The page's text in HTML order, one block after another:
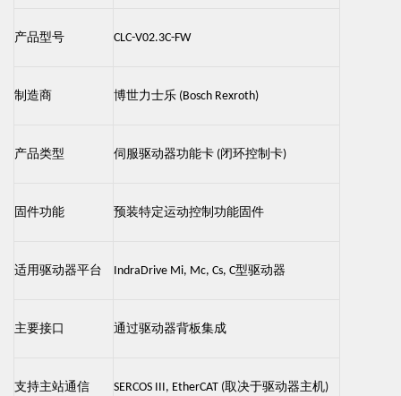
产品型号 CLC-V02.3C-FW
制造商 博世力士乐 (Bosch Rexroth)
产品类型 伺服驱动器功能卡 (闭环控制卡)
固件功能 预装特定运动控制功能固件
适用驱动器平台 IndraDrive Mi, Mc, Cs, C型驱动器
主要接口 通过驱动器背板集成
支持主站通信 SERCOS III, EtherCAT (取决于驱动器主机)